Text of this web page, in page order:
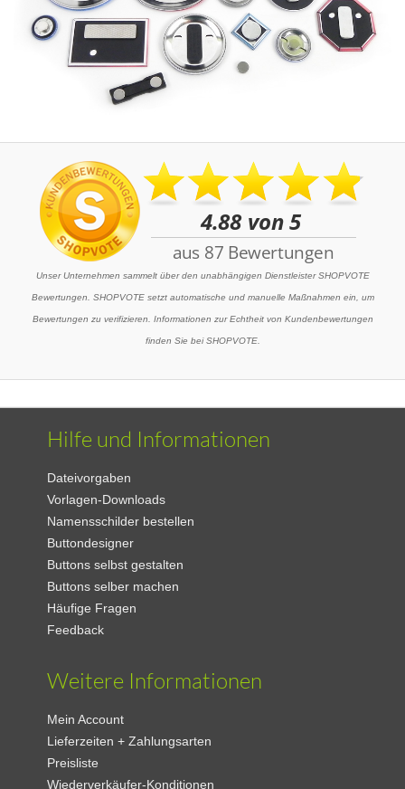
Unser Unternehmen sammelt über den unabhängigen Dienstleister SHOPVOTE
Bewertungen. SHOPVOTE setzt automatische und manuelle Maßnahmen ein, um
Bewertungen zu verifizieren. Informationen zur Echtheit von Kundenbewertungen
finden Sie bei SHOPVOTE.
Hilfe und Informationen
Dateivorgaben
Vorlagen-Downloads
Namensschilder bestellen
Buttondesigner
Buttons selbst gestalten
Buttons selber machen
Häufige Fragen
Feedback
Weitere Informationen
Mein Account
Lieferzeiten + Zahlungsarten
Preisliste
Wiederverkäufer-Konditionen